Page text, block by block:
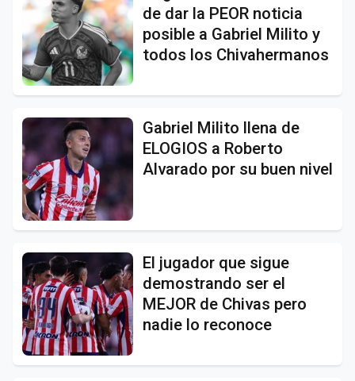
de dar la PEOR noticia
posible a Gabriel Milito y
todos los Chivahermanos
Gabriel Milito llena de
ELOGIOS a Roberto
Alvarado por su buen nivel
El jugador que sigue
demostrando ser el
MEJOR de Chivas pero
nadie lo reconoce